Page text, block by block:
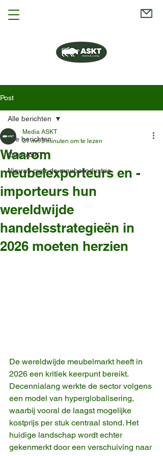
Post
Alle berichten
Over ASKT
Nieuws over de meubelindustrie
Alle berichten
Waarom
meubelexporteurs en -
importeurs hun
wereldwijde
handelsstrategieën in
2026 moeten herzien
Media ASKT
31 mrt 5 minuten om te lezen
De wereldwijde meubelmarkt heeft in
2026 een kritiek keerpunt bereikt.
Decennialang werkte de sector volgens
een model van hyperglobalisering,
waarbij vooral de laagst mogelijke
kostprijs per stuk centraal stond. Het
huidige landschap wordt echter
gekenmerkt door een verschuiving naar